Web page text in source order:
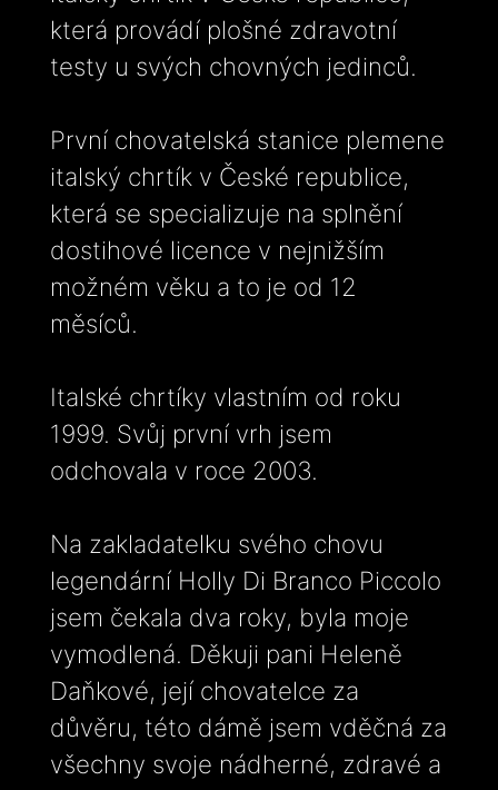
která provádí plošné zdravotní
testy u svých chovných jedinců.
První chovatelská stanice plemene
italský chrtík v České republice,
která se specializuje na splnění
dostihové licence v nejnižším
možném věku a to je od 12
měsíců.
Italské chrtíky vlastním od roku
1999. Svůj první vrh jsem
odchovala v roce 2003.
Na zakladatelku svého chovu
legendární Holly Di Branco Piccolo
jsem čekala dva roky, byla moje
vymodlená. Děkuji pani Heleně
Daňkové, její chovatelce za
důvěru, této dámě jsem vděčná za
všechny svoje nádherné, zdravé a